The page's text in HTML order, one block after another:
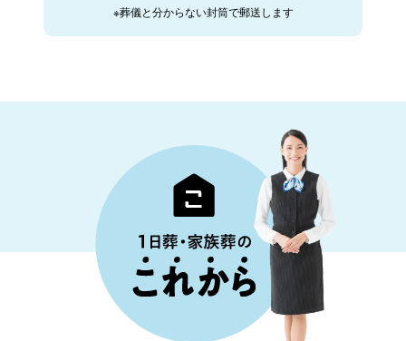
※葬儀と分からない封筒で郵送します